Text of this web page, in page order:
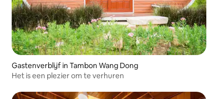
Gastenverblijf in Tambon Wang Dong
Het is een plezier om te verhuren